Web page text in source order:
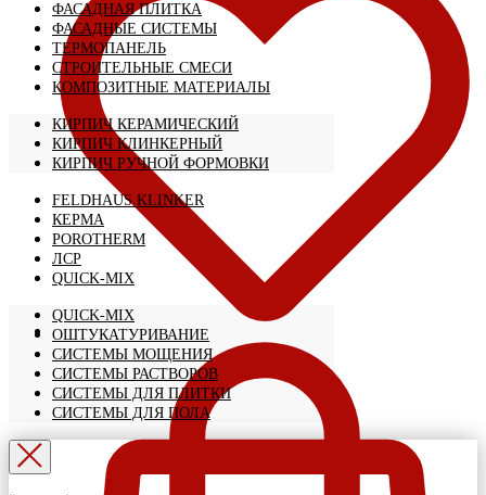
ФАСАДНАЯ ПЛИТКА
ФАСАДНЫЕ СИСТЕМЫ
ТЕРМОПАНЕЛЬ
СТРОИТЕЛЬНЫЕ СМЕСИ
КОМПОЗИТНЫЕ МАТЕРИАЛЫ
КИРПИЧ КЕРАМИЧЕСКИЙ
КИРПИЧ КЛИНКЕРНЫЙ
КИРПИЧ РУЧНОЙ ФОРМОВКИ
FELDHAUS KLINKER
КЕРМА
POROTHERM
ЛСР
QUICK-MIX
QUICK-MIX
ОШТУКАТУРИВАНИЕ
СИСТЕМЫ МОЩЕНИЯ
СИСТЕМЫ РАСТВОРОВ
СИСТЕМЫ ДЛЯ ПЛИТКИ
СИСТЕМЫ ДЛЯ ПОЛА